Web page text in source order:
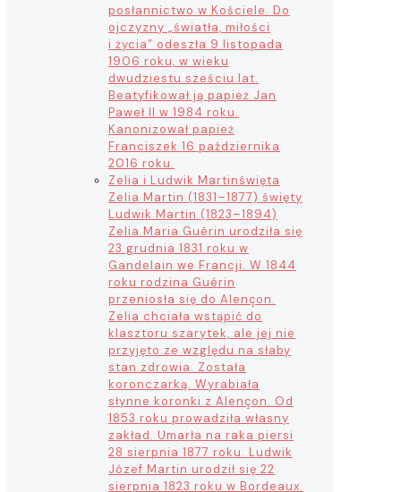
posłannictwo w Kościele. Do
ojczyzny „światła, miłości
i życia” odeszła 9 listopada
1906 roku, w wieku
dwudziestu sześciu lat.
Beatyfikował ją papież Jan
Paweł II w 1984 roku.
Kanonizował papież
Franciszek 16 października
2016 roku.
Zelia i Ludwik Martinświęta
Zelia Martin (1831–1877) święty
Ludwik Martin (1823–1894)
Zelia Maria Guérin urodziła się
23 grudnia 1831 roku w
Gandelain we Francji. W 1844
roku rodzina Guérin
przeniosła się do Alençon.
Zelia chciała wstąpić do
klasztoru szarytek, ale jej nie
przyjęto ze względu na słaby
stan zdrowia. Została
koronczarką. Wyrabiała
słynne koronki z Alençon. Od
1853 roku prowadziła własny
zakład. Umarła na raka piersi
28 sierpnia 1877 roku. Ludwik
Józef Martin urodził się 22
sierpnia 1823 roku w Bordeaux.